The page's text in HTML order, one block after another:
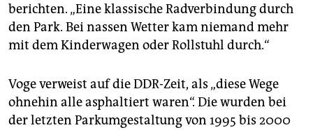
berichten. „Eine klassische Radverbindung durch
den Park. Bei nassen Wetter kam niemand mehr
mit dem Kinderwagen oder Rollstuhl durch.“
Voge verweist auf die DDR-Zeit, als „diese Wege
ohnehin alle as­phal­tie­rt waren“. Die wurden bei
der letzten Parkumgestaltung von 1995 bis 2000